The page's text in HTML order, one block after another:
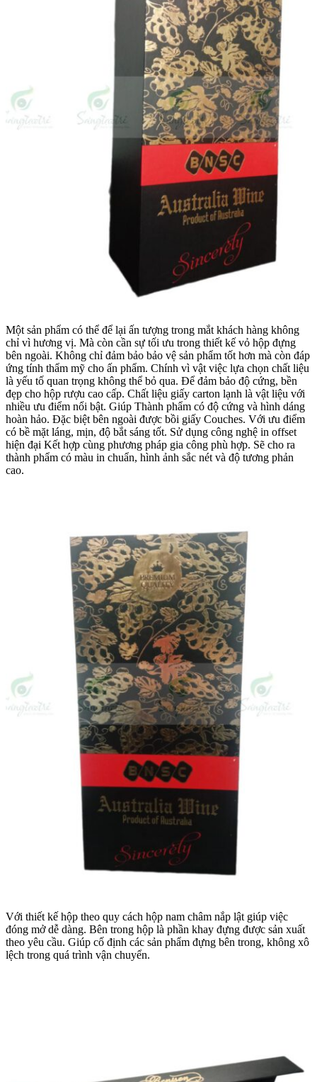
Một sản phẩm có thể để lại ấn tượng trong mắt khách hàng không
chỉ vì hương vị. Mà còn cần sự tối ưu trong thiết kế vỏ hộp đựng
bên ngoài. Không chỉ đảm bảo bảo vệ sản phẩm tốt hơn mà còn đáp
ứng tính thẩm mỹ cho ấn phẩm. Chính vì vật việc lựa chọn chất liệu
là yếu tố quan trọng không thể bỏ qua. Để đảm bảo độ cứng, bền
đẹp cho hộp rượu cao cấp. Chất liệu giấy carton lạnh là vật liệu với
nhiều ưu điểm nổi bật. Giúp Thành phẩm có độ cứng và hình dáng
hoàn hảo. Đặc biệt bên ngoài được bồi giấy Couches. Với ưu điểm
có bề mặt láng, mịn, độ bắt sáng tốt. Sử dụng công nghệ in offset
hiện đại Kết hợp cùng phương pháp gia công phù hợp. Sẽ cho ra
thành phẩm có màu in chuẩn, hình ảnh sắc nét và độ tương phản
cao.
Với thiết kế hộp theo quy cách hộp nam châm nắp lật giúp việc
đóng mở dễ dàng. Bên trong hộp là phần khay đựng được sản xuất
theo yêu cầu. Giúp cố định các sản phẩm đựng bên trong, không xô
lệch trong quá trình vận chuyển.